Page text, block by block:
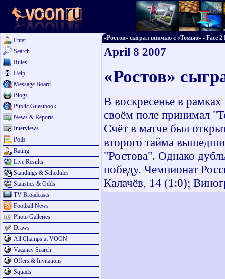
Enter
Search
Rules
Help
Message Board
Blogs
Public Guestbook
News & Reports
Interviews
Polls
Rating
Live Results
Standings & Schedules
Statistics & Odds
TV Broadcasts
Football News
Photo Galleries
Draws
All Champs at VOON
Vacancy Search
Offers & Invitations
Squads
«Ростов» сыграл вничью с «Томью» - Face 2
April 8 2007
«Ростов»
В воскресенье в
своём поле принимал
Счёт в матче был
второго тайма
"Ростова". Однако
победу. Чемпионат
Калачёв, 14 (1:0);